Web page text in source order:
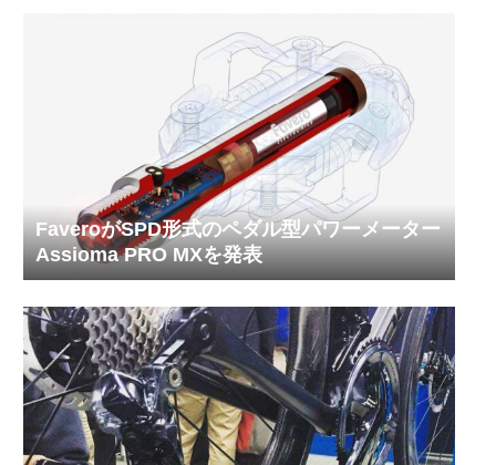
FaveroがSPD形式のペダル型パワーメーター
Assioma PRO MXを発表